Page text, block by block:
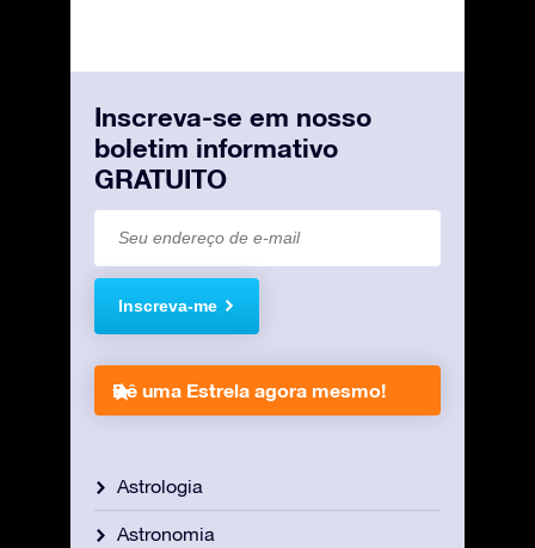
Inscreva-se em nosso
boletim informativo
GRATUITO
Inscreva-me
Dê uma Estrela agora mesmo!
Astrologia
Astronomia